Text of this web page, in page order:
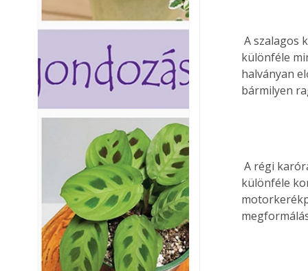
A szalagos kazetták ideje is lejárt, ám a szalagok szorosan összesodorva még alkalmasak
különféle
halványan
bármilyen
A régi karórák vagy vekkerek különféle darabjai szinte felkínálják alkatrészeiket a
különféle